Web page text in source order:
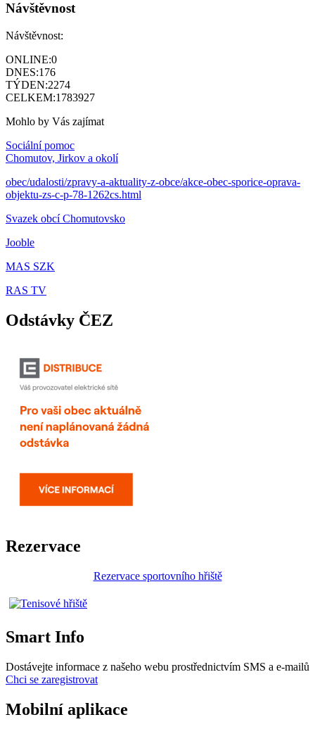
Návštěvnost
Návštěvnost:
ONLINE:0
DNES:176
TÝDEN:2274
CELKEM:1783927
Mohlo by Vás zajímat
Sociální pomoc
Chomutov, Jirkov a okolí
obec/udalosti/zpravy-a-aktuality-z-obce/akce-obec-sporice-oprava-
objektu-zs-c-p-78-1262cs.html
Svazek obcí Chomutovsko
Jooble
MAS SZK
RAS TV
Odstávky ČEZ
Rezervace
Rezervace sportovního hřiště
Smart Info
Dostávejte informace z našeho webu prostřednictvím SMS a e-mailů
Chci se zaregistrovat
Mobilní aplikace